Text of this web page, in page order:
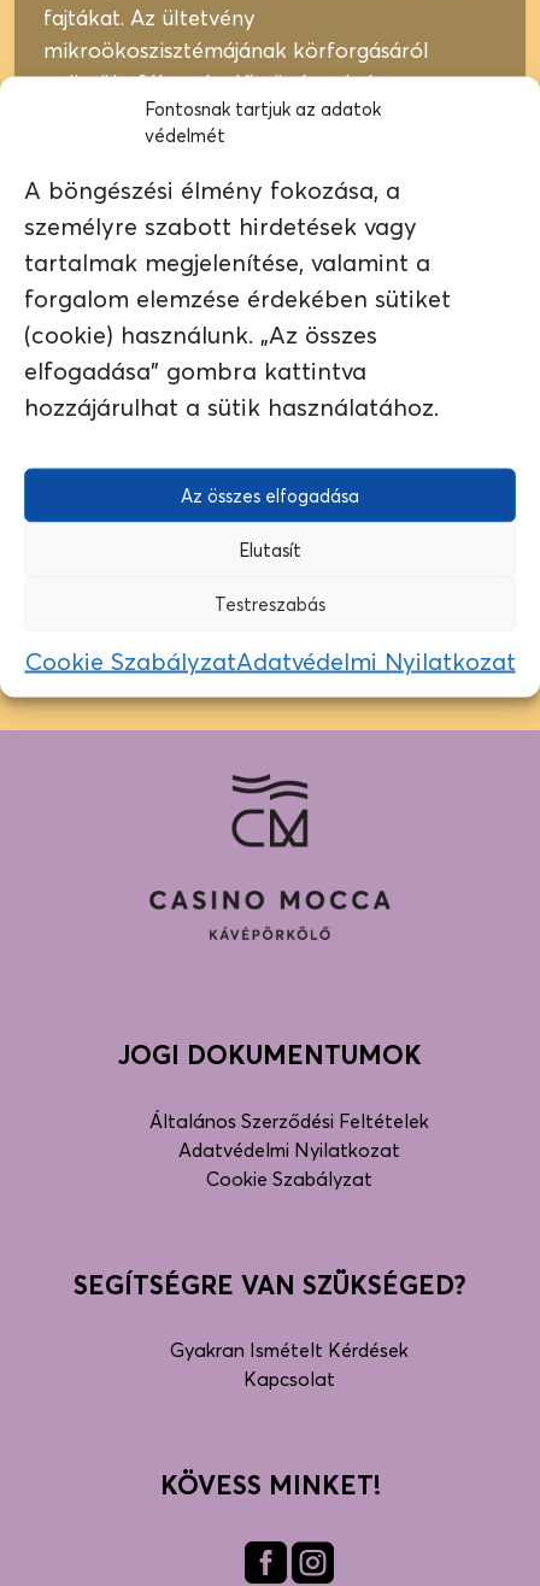
Fontosnak tartjuk az adatok
védelmét
A böngészési élmény fokozása, a
személyre szabott hirdetések vagy
tartalmak megjelenítése, valamint a
forgalom elemzése érdekében sütiket
(cookie) használunk. „Az összes
elfogadása" gombra kattintva
hozzájárulhat a sütik használatához.
Az összes elfogadása
Elutasít
Testreszabás
Cookie SzabályzatAdatvédelmi Nyilatkozat
fajtákat. Az ültetvény
mikroökoszisztémájának körforgásáról
gyümölcsfák, mézelő növények és
méhcsaládok gondoskodnak, amit Armaud
öntözővízzel és teljesen vegyszermentes
gazdálkodással támogat. Az ültetvényt napi
szinten egy helyi agrármérnök és egy közeli
farmer fia felügyelik, akik különösen
tisztában vannak a fenntartható gazdálkodás
fontosságával.
A termék elfogyott vagy jelenleg nem elérhető. Állíts be ízvilágban
hasonló kávét az
← VISSZA A
JELENLEG NEM
EZ A KÁVÉ MOST ÉPP ELFOGYOTT…
Jelenleg nincs más, azonos színkódú kávé készleten, de
JOGI DOKUMENTUMOK
Általános Szerződési Feltételek
Adatvédelmi Nyilatkozat
Cookie Szabályzat
SEGÍTSÉGRE VAN SZÜKSÉGED?
Gyakran Ismételt Kérdések
Kapcsolat
KÖVESS MINKET!